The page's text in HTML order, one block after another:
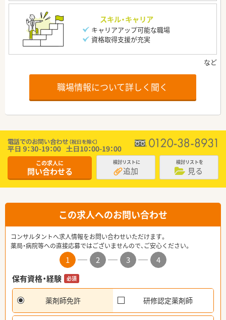
スキル・キャリア
キャリアアップ可能な職場
資格取得支援が充実
職場情報について詳しく聞く
この求人に
問い合わせる
検討リストに
追加
検討リストを
見る
この求人へのお問い合わせ
コンサルタントへ求人情報をお問い合わせいただけます。
薬局・病院等への直接応募ではございませんので、ご安心ください。
1 2 3
4
保有資格・経験
必須
薬剤師免許 研修認定薬剤師